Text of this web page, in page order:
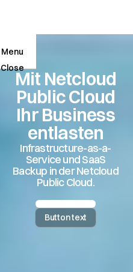
Menu
Close
Mit Netcloud
Public Cloud
Ihr Business
entlasten
Infrastructure-as-a-
Service und SaaS
Backup in der Netcloud
Public Cloud.
Button text